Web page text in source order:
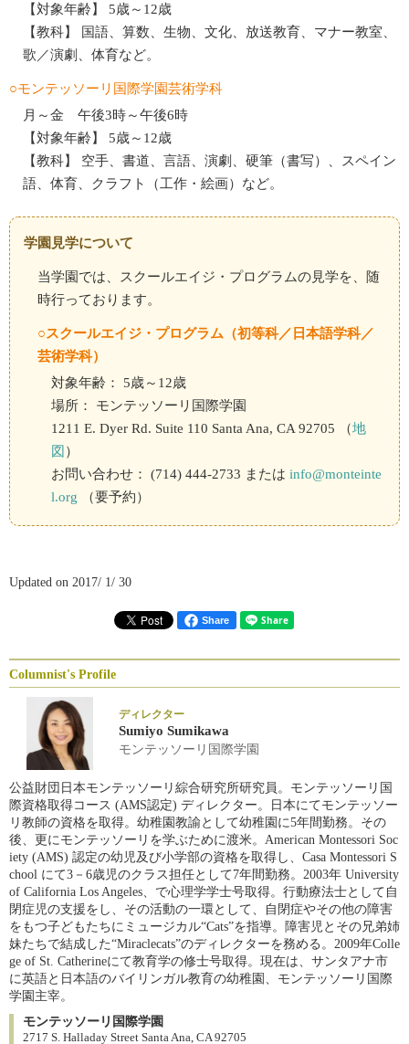
【対象年齢】 5歳～12歳
【教科】 国語、算数、生物、文化、放送教育、マナー教室、
歌／演劇、体育など。
○モンテッソーリ国際学園芸術学科
月～金 午後3時～午後6時
【対象年齢】 5歳～12歳
【教科】 空手、書道、言語、演劇、硬筆（書写）、スペイン
語、体育、クラフト（工作・絵画）など。
学園見学について
当学園では、スクールエイジ・プログラムの見学を、随
時行っております。
○スクールエイジ・プログラム（初等科／日本語学科／
芸術学科）
対象年齢： 5歳～12歳
場所： モンテッソーリ国際学園
1211 E. Dyer Rd. Suite 110 Santa Ana, CA 92705 （地
図）
お問い合わせ： (714) 444-2733 またはinfo@monteinte
l.org （要予約）
Updated on 2017/ 1/ 30
Share
Columnist's Profile
ディレクター
Sumiyo Sumikawa
モンテッソーリ国際学園
公益財団日本モンテッソーリ綜合研究所研究員。モンテッソーリ国
際資格取得コース (AMS認定) ディレクター。日本にてモンテッソー
リ教師の資格を取得。幼稚園教諭として幼稚園に5年間勤務。その
後、更にモンテッソーリを学ぶために渡米。American Montessori Soc
iety (AMS) 認定の幼児及び小学部の資格を取得し、Casa Montessori S
chool にて3－6歳児のクラス担任として7年間勤務。2003年 University
of California Los Angeles、で心理学学士号取得。行動療法士として自
閉症児の支援をし、その活動の一環として、自閉症やその他の障害
をもつ子どもたちにミュージカル“Cats”を指導。障害児とその兄弟姉
妹たちで結成した“Miraclecats”のディレクターを務める。2009年Colle
ge of St. Catherineにて教育学の修士号取得。現在は、サンタアナ市
に英語と日本語のバイリンガル教育の幼稚園、モンテッソーリ国際
学園主宰。
モンテッソーリ国際学園
2717 S. Halladay Street Santa Ana, CA 92705